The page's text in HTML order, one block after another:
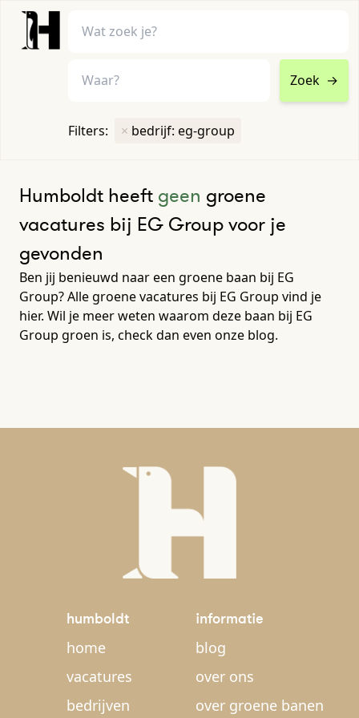
Zoek →
Filters: × bedrijf: eg-group
Humboldt heeft geen groene
vacatures bij EG Group voor je
gevonden
Ben jij benieuwd naar een groene baan bij EG
Group? Alle groene vacatures bij EG Group vind je
hier. Wil je meer weten waarom deze baan bij EG
Group groen is, check dan even onze blog.
humboldt
home
vacatures
bedrijven
informatie
blog
over ons
over groene banen